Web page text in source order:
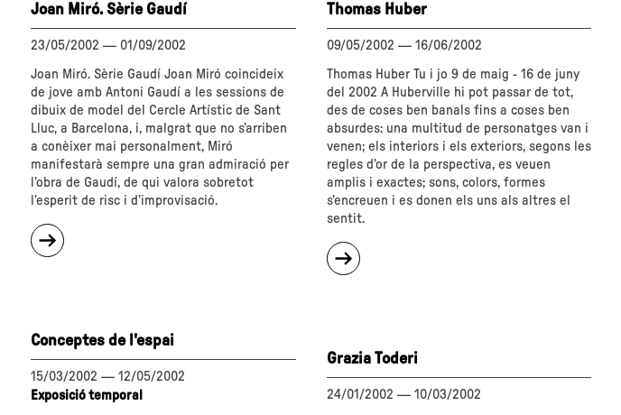
Joan Miró. Sèrie Gaudí
23/05/2002 — 01/09/2002
Joan Miró. Sèrie Gaudí Joan Miró coincideix
de jove amb Antoni Gaudí a les sessions de
dibuix de model del Cercle Artístic de Sant
Lluc, a Barcelona, i, malgrat que no s’arriben
a conèixer mai personalment, Miró
manifestarà sempre una gran admiració per
l’obra de Gaudí, de qui valora sobretot
l’esperit de risc i d’improvisació.
Thomas Huber
09/05/2002 — 16/06/2002
Thomas Huber Tu i jo 9 de maig - 16 de juny
del 2002 A Huberville hi pot passar de tot,
des de coses ben banals fins a coses ben
absurdes: una multitud de personatges van i
venen; els interiors i els exteriors, segons les
regles d’or de la perspectiva, es veuen
amplis i exactes; sons, colors, formes
s’encreuen i es donen els uns als altres el
sentit.
"Thomas
Conceptes de l'espai
15/03/2002 — 12/05/2002
Exposició temporal
Grazia Toderi
24/01/2002 — 10/03/2002